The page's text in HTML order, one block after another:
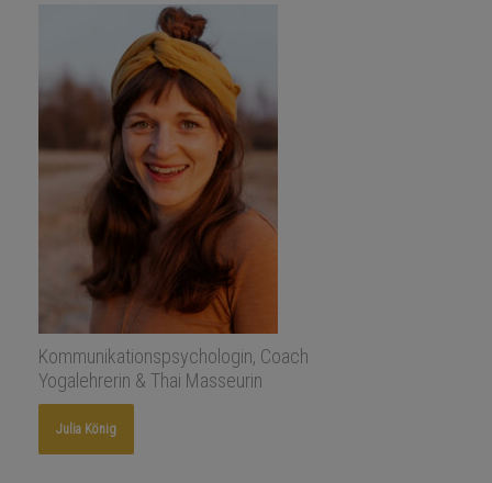
Kommunikationspsychologin, Coach
Yogalehrerin & Thai Masseurin
Julia König